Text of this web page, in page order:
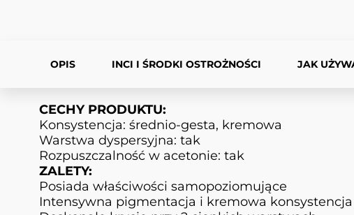
OPIS INCI I ŚRODKI OSTROŻNOŚCI JAK
CECHY PRODUKTU:
Konsystencja: średnio-gesta, kremowa
Warstwa dyspersyjna: tak
Rozpuszczalność w acetonie: tak
ZALETY:
Posiada właściwości samopoziomujące
Intensywna pigmentacja i kremowa